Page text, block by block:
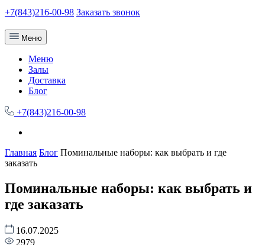
+7(843)216-00-98 Заказать звонок
Меню
Меню
Залы
Доставка
Блог
+7(843)216-00-98
Главная Блог Поминальные наборы: как выбрать и где
заказать
Поминальные наборы: как выбрать и
где заказать
16.07.2025
2979